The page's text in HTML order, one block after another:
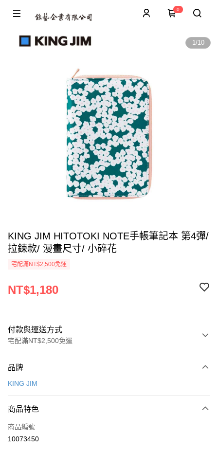
0
1/10
KING JIM HITOTOKI NOTE手帳筆記本 第4彈/
拉鍊款/ 漫畫尺寸/ 小碎花
宅配滿NT$2,500免運
NT$1,180
付款與運送方式
宅配滿NT$2,500免運
信用卡一次付款
街口支付
悠遊付
品牌
KING JIM
商品特色
商品編號
10073450